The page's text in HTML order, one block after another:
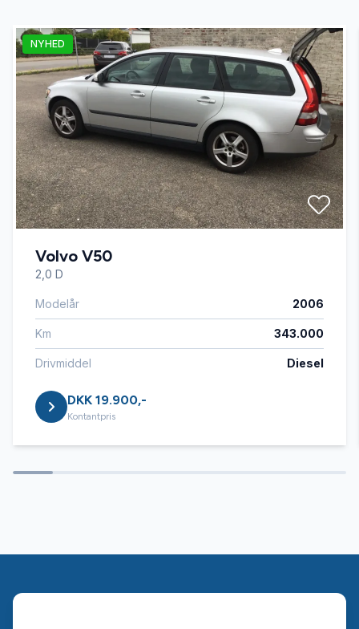
LED kørelys
USB tilslutning
NYHED
Volvo V50
2,0 D
Modelår 2006
Km 343.000
Drivmiddel Diesel
DKK 19.900,-
Kontantpris